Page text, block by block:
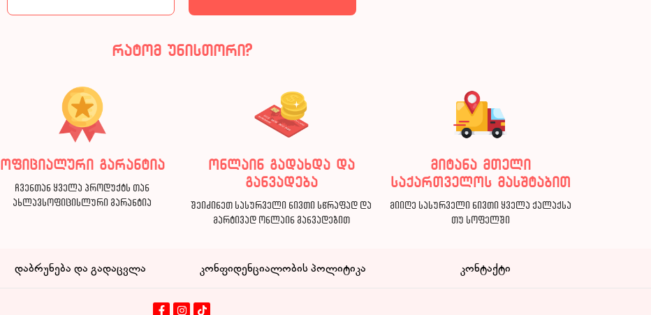
რატომ უნისთორი?
ოფიციალური გარანტია
ჩვენთან ყველა პროდუქტს თან
ახლავსოფიცისლური გარანტია
ონლაინ გადახდა და
განვადება
შეიძინეთ სასურველი ნივთი სწრაფად და
მარტივად ონლაინ განვადებით
მიტანა მთელი
საქართველოს მასშტაბით
მიიღე სასურველი ნივთი ყველა ქალაქსა
თუ სოფელში
დაბრუნება და გადაცვლა კონფიდენციალობის პოლიტიკა კონტაქტი